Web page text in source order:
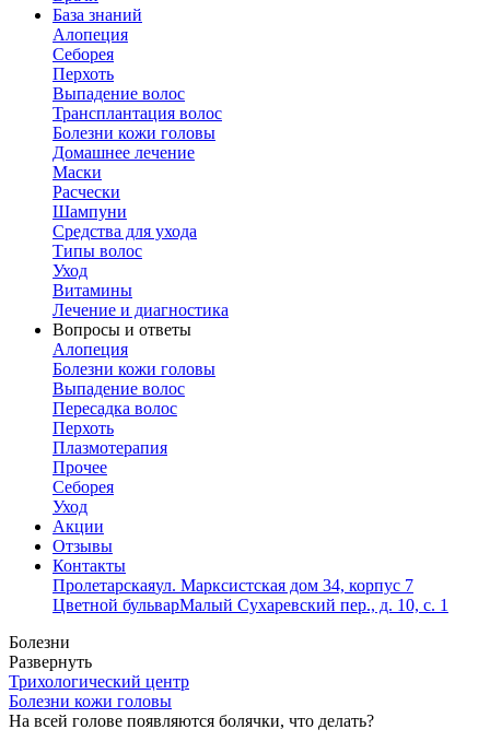
База знаний
Алопеция
Себорея
Перхоть
Выпадение волос
Трансплантация волос
Болезни кожи головы
Домашнее лечение
Маски
Расчески
Шампуни
Средства для ухода
Типы волос
Уход
Витамины
Лечение и диагностика
Вопросы и ответы
Алопеция
Болезни кожи головы
Выпадение волос
Пересадка волос
Перхоть
Плазмотерапия
Прочее
Себорея
Уход
Акции
Отзывы
Контакты
Пролетарскаяул. Марксистская дом 34, корпус 7
Цветной бульварМалый Сухаревский пер., д. 10, с. 1
Болезни
Развернуть
Трихологический центр
Болезни кожи головы
На всей голове появляются болячки, что делать?